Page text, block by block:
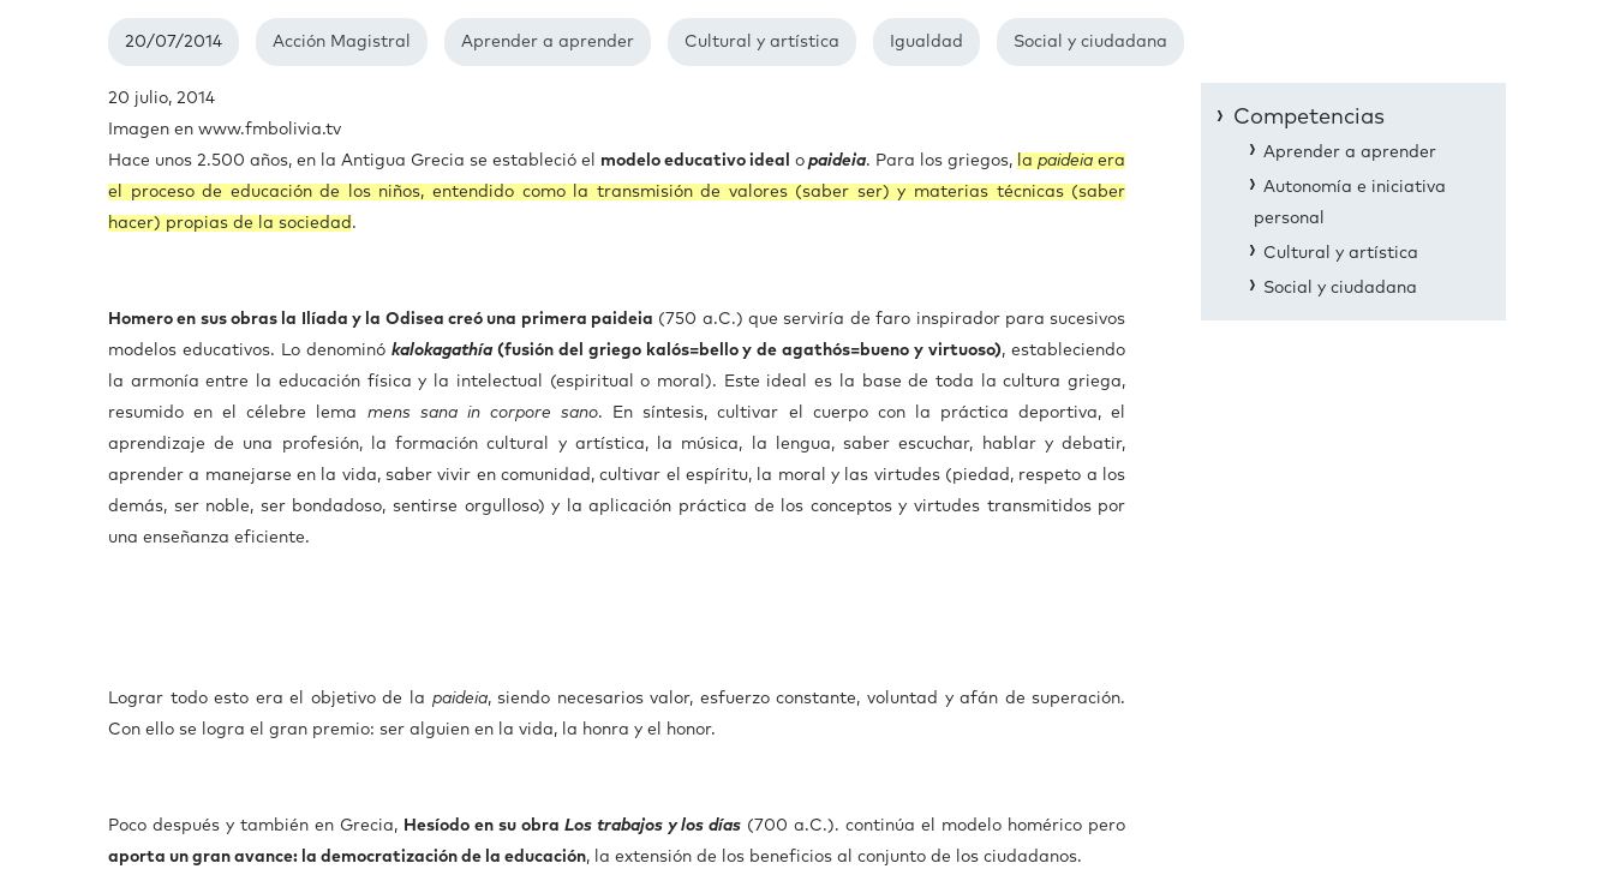
20/07/2014 Acción Magistral Aprender a aprender Cultural y artística Igualdad Social y ciudadana
20 julio, 2014
Imagen en www.fmbolivia.tv
Hace unos 2.500 años, en la Antigua Grecia se estableció el modelo educativo ideal o paideia. Para los griegos, lapaideia era
el proceso de educación de los niños, entendido como la transmisión de valores (saber ser) y materias técnicas (saber
hacer) propias de la sociedad .
Homero en sus obras la Ilíada y la Odisea creó una primera paideia (750 a.C.) que serviría de faro inspirador para sucesivos
modelos educativos. Lo denominó kalokagathía(fusión del griego kalós=bello y de agathós=bueno y virtuoso), estableciendo
la armonía entre la educación física y la intelectual (espiritual o moral). Este ideal es la base de toda la cultura griega,
resumido en el célebre lema mens sana in corpore sano. En síntesis, cultivar el cuerpo con la práctica deportiva, el
aprendizaje de una profesión, la formación cultural y artística, la música, la lengua, saber escuchar, hablar y debatir,
aprender a manejarse en la vida, saber vivir en comunidad, cultivar el espíritu, la moral y las virtudes (piedad, respeto a los
demás, ser noble, ser bondadoso, sentirse orgulloso) y la aplicación práctica de los conceptos y virtudes transmitidos por
una enseñanza eficiente.
Lograr todo esto era el objetivo de la paideia, siendo necesarios valor, esfuerzo constante, voluntad y afán de superación.
Con ello se logra el gran premio: ser alguien en la vida, la honra y el honor.
Poco después y también en Grecia, Hesíodo en su obra Los trabajos y los días (700 a.C.). continúa el modelo homérico pero
aporta un gran avance: la democratización de la educación, la extensión de los beneficios al conjunto de los ciudadanos.
Competencias
Aprender a aprender
Autonomía e iniciativa
personal
Cultural y artística
Social y ciudadana